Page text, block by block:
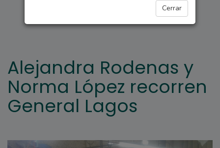
Cerrar
Alejandra Rodenas y
Norma López recorren
General Lagos